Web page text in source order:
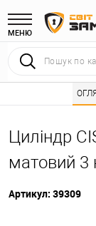
МЕНЮ
Інтернет
Циліндр
матовий 3
Артикул: 39309